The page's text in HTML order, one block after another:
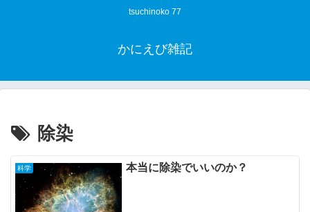
tsuchinoko 77
かにえび雑記
除染
科学 本当に除染でいいのか？